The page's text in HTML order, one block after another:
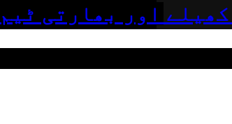
اور بھارتی